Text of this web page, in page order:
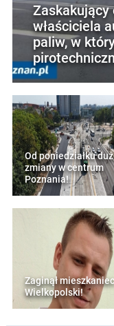
właściciela
paliw, w
Od poniedziałku
zmiany w centrum
Poznania!
Zaginął mieszkaniec
Wielkopolski!